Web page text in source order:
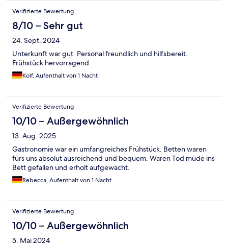
Verifizierte Bewertung
8/10 – Sehr gut
24. Sept. 2024
Unterkunft war gut. Personal freundlich und hilfsbereit.
Frühstück hervorragend
Kolf, Aufenthalt von 1 Nacht
Verifizierte Bewertung
10/10 – Außergewöhnlich
13. Aug. 2025
Gastronomie war ein umfangreiches Frühstück. Betten waren
fürs uns absolut ausreichend und bequem. Waren Tod müde ins
Bett gefallen und erholt aufgewacht.
Rebecca, Aufenthalt von 1 Nacht
Verifizierte Bewertung
10/10 – Außergewöhnlich
5. Mai 2024